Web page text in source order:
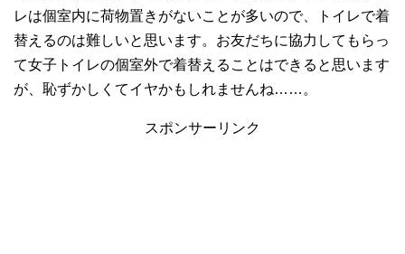
レは個室内に荷物置きがないことが多いので、トイレで着
替えるのは難しいと思います。お友だちに協力してもらっ
て女子トイレの個室外で着替えることはできると思います
が、恥ずかしくてイヤかもしれませんね……。
スポンサーリンク